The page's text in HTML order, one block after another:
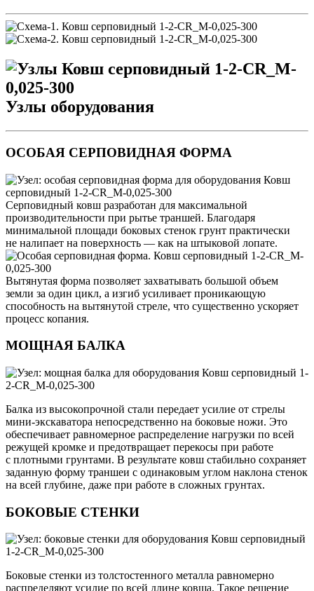
Узлы оборудования
ОСОБАЯ СЕРПОВИДНАЯ ФОРМА
Серповидный ковш разработан для максимальной
производительности при рытье траншей. Благодаря
минимальной площади боковых стенок грунт практически
не налипает на поверхность — как на штыковой лопате.
Вытянутая форма позволяет захватывать большой объем
земли за один цикл, а изгиб усиливает проникающую
способность на вытянутой стреле, что существенно ускоряет
процесс копания.
МОЩНАЯ БАЛКА
Балка из высокопрочной стали передает усилие от стрелы
мини-экскаватора непосредственно на боковые ножи. Это
обеспечивает равномерное распределение нагрузки по всей
режущей кромке и предотвращает перекосы при работе
с плотными грунтами. В результате ковш стабильно сохраняет
заданную форму траншеи с одинаковым углом наклона стенок
на всей глубине, даже при работе в сложных грунтах.
БОКОВЫЕ СТЕНКИ
Боковые стенки из толстостенного металла равномерно
распределяют усилие по всей длине ковша. Такое решение